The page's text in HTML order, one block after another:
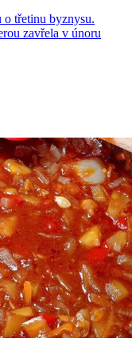
třetinu byznysu.
zavřela v únoru